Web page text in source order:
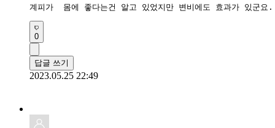
계피가  몸에 좋다는건 알고 있었지만 변비에도 효과가 있군
0
답글 쓰기
2023.05.25 22:49